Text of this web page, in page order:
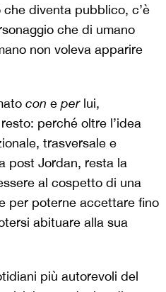
diventa pubblico, c’è
che di umano
non voleva apparire
con e perlui,
perché oltre l’idea
trasversale e
post Jordan, resta la
al cospetto di una
per poterne accettare fino
abituare alla sua
più autorevoli del